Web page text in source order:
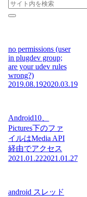
no permissions (user
in plugdev group;
are your udev rules
wrong?)
2019.08.192020.03.19
Android10、
Pictures下のファ
イルはMedia API
経由でアクセス
2021.01.222021.01.27
android スレッド